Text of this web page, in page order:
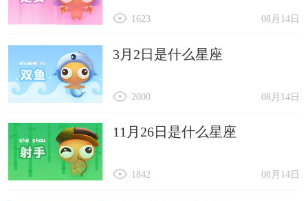
08月14日
1623
3月2日是什么星座
08月14日
2000
11月26日是什么星座
08月14日
1842